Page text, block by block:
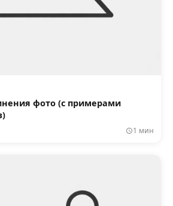
фото (с примерами
1 мин